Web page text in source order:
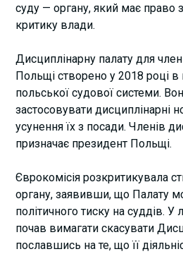
суду — органу, який має право
критику влади.
Дисциплінарну палату для
Польщі створено у 2018 році
польської судової системи.
застосовувати дисциплінарні
усунення їх з посади. Членів
призначає президент Польщі.
Єврокомісія розкритикувала
органу, заявивши, що Палату
політичного тиску на суддів.
почав вимагати скасувати
пославшись на те, що її